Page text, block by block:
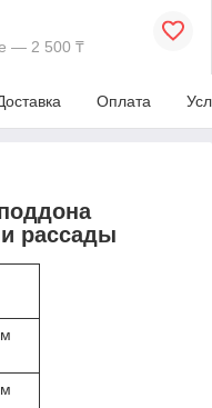
— 2 500 ₸
Оплата
рассады